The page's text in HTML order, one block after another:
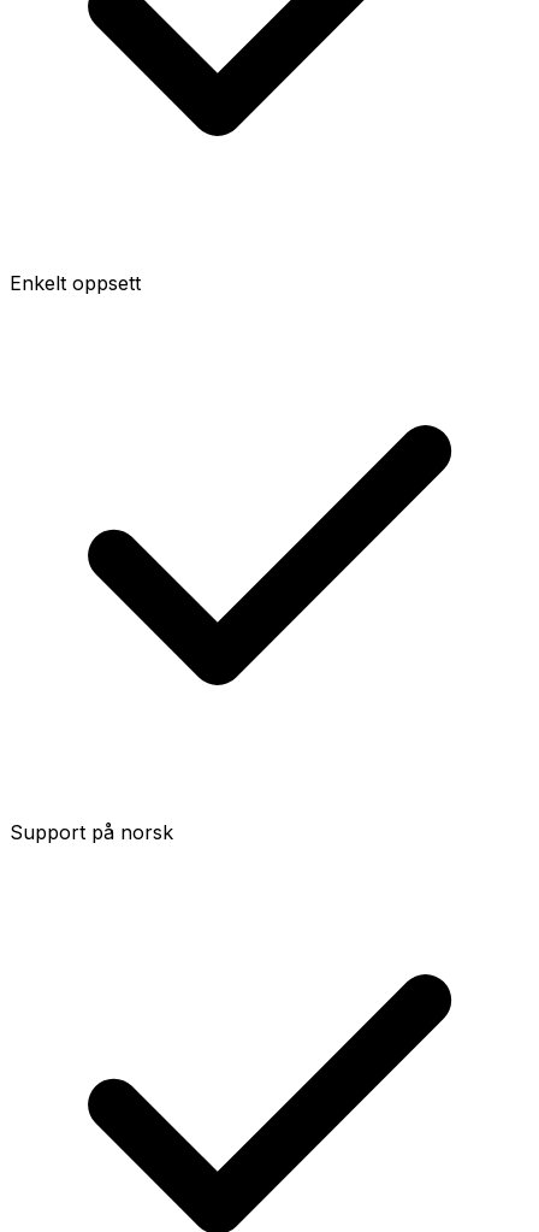
Enkelt oppsett
Support på norsk